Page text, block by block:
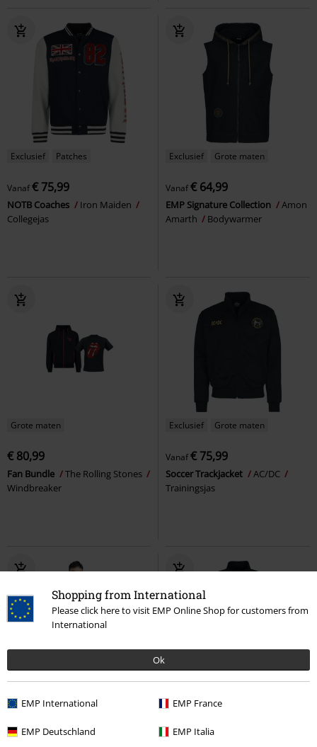
Shopping from International
Please click here to visit EMP Online Shop for customers from
International
Ok
EMP International EMP France
EMP Deutschland EMP Italia
Exclusief Patches
Vanaf€ 75,99
NOTB Coaches
Iron Maiden
Collegejas
Exclusief Grote maten
Vanaf€ 64,99
EMP Signature Collection
Amon
Amarth
Bodywarmer
Grote maten
€ 80,99
Fan Bundle
The Rolling Stones
Windbreaker
Exclusief Grote maten
Vanaf€ 75,99
Soccer Trackjacket
AC/DC
Trainingsjas
Vanaf € 75,99 Vanaf€ 75,99